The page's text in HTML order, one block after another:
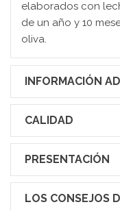
elaborados con
de un año y 10
oliva.
INFORMACIÓN
CALIDAD
PRESENTACIÓN
LOS CONSEJOS